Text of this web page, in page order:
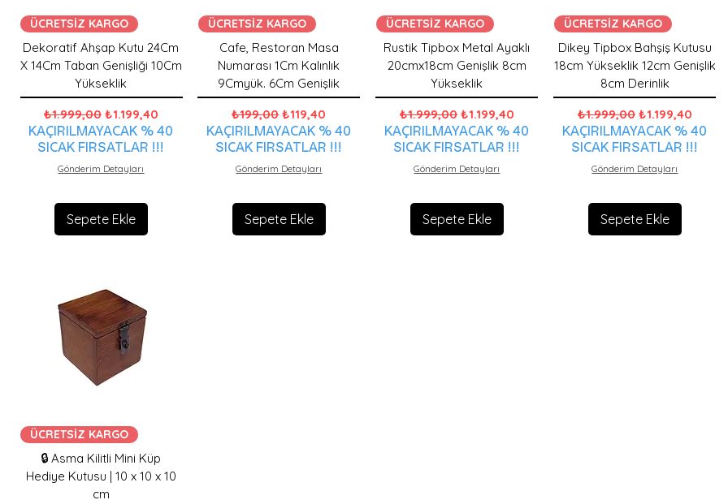
ÜCRETSİZ KARGO
Dekoratif Ahşap Kutu 24Cm
X 14Cm Taban Genişliği 10Cm
Yükseklik
Normal Fiyat
₺1.999,00 İndirimli Fiyat
₺1.199,40
KAÇIRILMAYACAK % 40
SICAK FIRSATLAR !!!
Gönderim Detayları
Sepete Ekle
ÜCRETSİZ KARGO
Cafe, Restoran Masa
Numarası 1Cm Kalınlık
9Cmyük. 6Cm Genişlik
Normal Fiyat
₺199,00İndirimli Fiyat
₺119,40
KAÇIRILMAYACAK % 40
SICAK FIRSATLAR !!!
Gönderim Detayları
Sepete Ekle
ÜCRETSİZ KARGO
Rustik Tipbox Metal Ayaklı
20cmx18cm Genişlik 8cm
Yükseklik
Normal Fiyat
₺1.999,00 İndirimli Fiyat
₺1.199,40
KAÇIRILMAYACAK % 40
SICAK FIRSATLAR !!!
Gönderim Detayları
Sepete Ekle
ÜCRETSİZ KARGO
Dikey Tipbox Bahşiş Kutusu
18cm Yükseklik 12cm Genişlik
8cm Derinlik
Normal Fiyat
₺1.999,00 İndirimli Fiyat
₺1.199,40
KAÇIRILMAYACAK % 40
SICAK FIRSATLAR !!!
Gönderim Detayları
Sepete Ekle
ÜCRETSİZ KARGO
🔒 Asma Kilitli Mini Küp
Hediye Kutusu | 10 x 10 x 10
cm